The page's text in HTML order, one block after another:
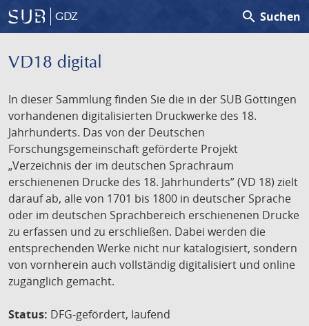
GDZ search Suchen
VD18 digital
In dieser Sammlung finden Sie die in der SUB Göttingen
vorhandenen digitalisierten Druckwerke des 18.
Jahrhunderts. Das von der Deutschen
Forschungsgemeinschaft geförderte Projekt
„Verzeichnis der im deutschen Sprachraum
erschienenen Drucke des 18. Jahrhunderts” (VD 18) zielt
darauf ab, alle von 1701 bis 1800 in deutscher Sprache
oder im deutschen Sprachbereich erschienenen Drucke
zu erfassen und zu erschließen. Dabei werden die
entsprechenden Werke nicht nur katalogisiert, sondern
von vornherein auch vollständig digitalisiert und online
zugänglich gemacht.
Status: DFG-gefördert, laufend